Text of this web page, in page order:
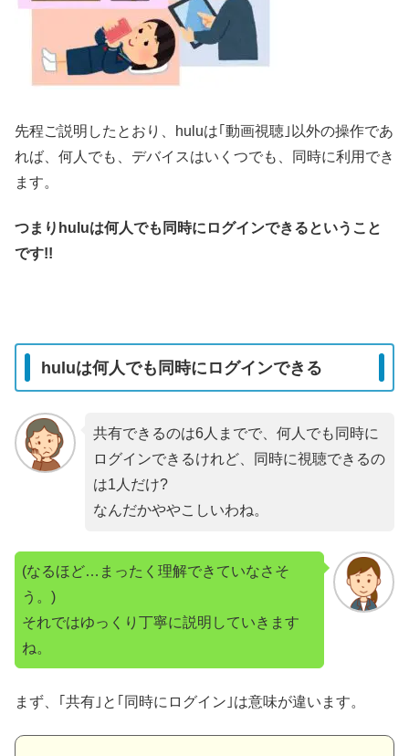
先程ご説明したとおり、huluは｢動画視聴｣以外の操作であ
れば、何人でも、デバイスはいくつでも、同時に利用でき
ます。
つまりhuluは何人でも同時にログインできるということ
です!!
huluは何人でも同時にログインできる
共有できるのは6人までで、何人でも同時に
ログインできるけれど、同時に視聴できるの
は1人だけ?
なんだかややこしいわね。
(なるほど…まったく理解できていなさそ
う。)
それではゆっくり丁寧に説明していきます
ね。
まず、｢共有｣と｢同時にログイン｣は意味が違います。